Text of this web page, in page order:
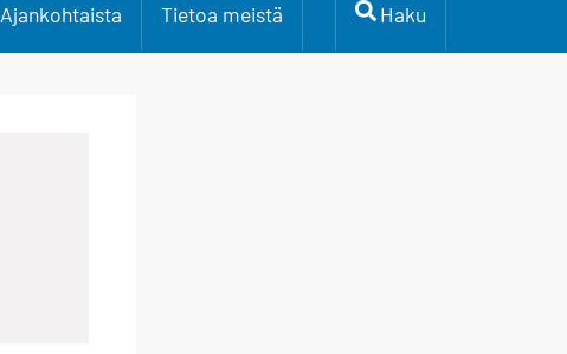
Ajankohtaista Tietoa meistä Haku